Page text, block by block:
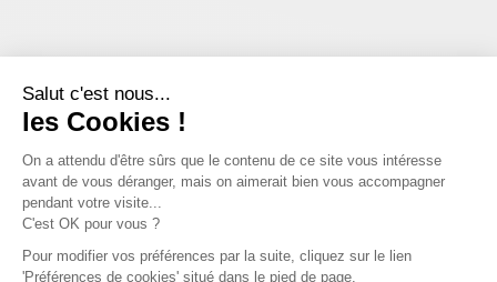
Salut c'est nous...
les Cookies !
On a attendu d'être sûrs que le contenu de ce site vous intéresse
avant de vous déranger, mais on aimerait bien vous accompagner
pendant votre visite...
C'est OK pour vous ?
Pour modifier vos préférences par la suite, cliquez sur le lien
'Préférences de cookies' situé dans le pied de page.